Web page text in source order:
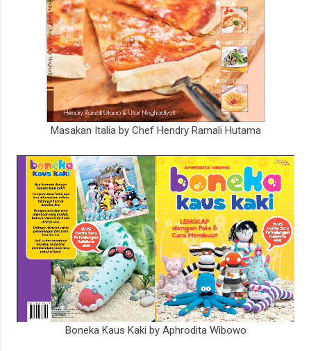
Masakan Italia by Chef Hendry Ramali Hutama
Boneka Kaus Kaki by Aphrodita Wibowo